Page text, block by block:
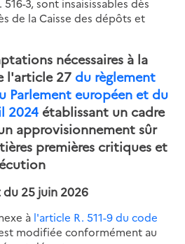
de la Caisse des dépôts et
nécessaires à la
l'article 27 du règlement
Parlement européen et du
2024 établissant un cadre
approvisionnement sûr
premières critiques et
25 juin 2026
à l'article R. 511-9 du code
modifiée conformément au